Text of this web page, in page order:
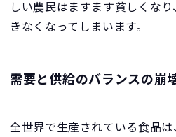
しい農民はますます貧しくなり
きなくなってしまいます。
需要と供給のバランスの崩
全世界で生産されている食品は